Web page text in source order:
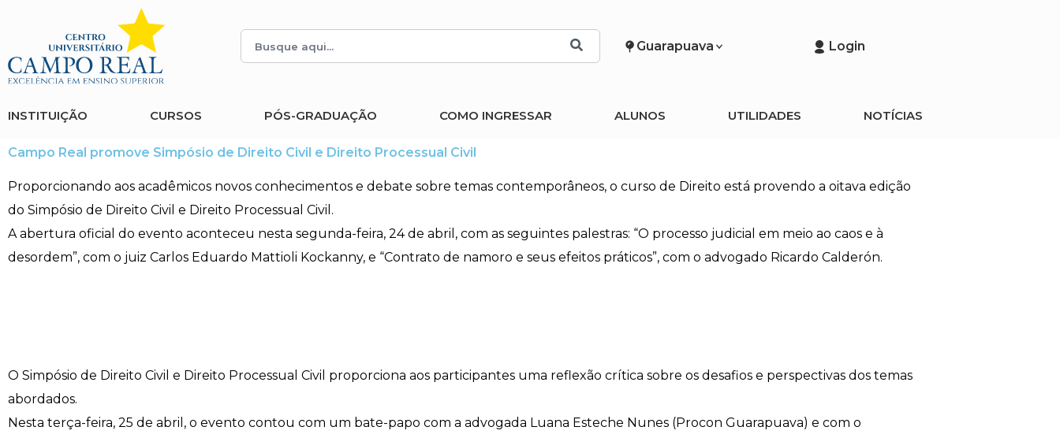
Guarapuava Login
INSTITUIÇÃO CURSOS PÓS-GRADUAÇÃO COMO INGRESSAR ALUNOS UTILIDADES NOTÍCIAS
Campo Real promove Simpósio de Direito Civil e Direito Processual Civil
Proporcionando aos acadêmicos novos conhecimentos e debate sobre temas contemporâneos, o curso de Direito está provendo a oitava edição
do Simpósio de Direito Civil e Direito Processual Civil.
A abertura oficial do evento aconteceu nesta segunda-feira, 24 de abril, com as seguintes palestras: “O processo judicial em meio ao caos e à
desordem”, com o juiz Carlos Eduardo Mattioli Kockanny, e “Contrato de namoro e seus efeitos práticos”, com o advogado Ricardo Calderón.
O Simpósio de Direito Civil e Direito Processual Civil proporciona aos participantes uma reflexão crítica sobre os desafios e perspectivas dos temas
abordados.
Nesta terça-feira, 25 de abril, o evento contou com um bate-papo com a advogada Luana Esteche Nunes (Procon Guarapuava) e com o
Histórico
Editais
Publicações Institucionais
Administração
Ciências Contábeis
Direito
Enfermagem
Engenharia de Software
Engenharia Elétrica
Vestibular de Inverno
2ª Via de Boleto
Biblioteca
Calendário Acadêmico
Calendário de Provas
Ensalamento
Horário de Aulas
Avalie a Campo Real
COLAP
Comissão de Ética no Uso de Animais
Comitê de Ética em Pesquisa
Editais
Extensão